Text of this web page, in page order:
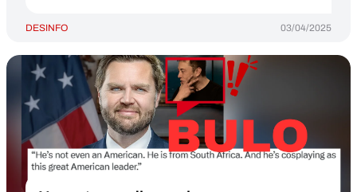
DESINFO 03/04/2025